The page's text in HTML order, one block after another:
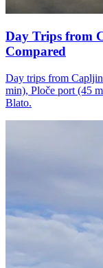
Day Trips from
Compared
Day trips from
min), Ploče port (45
Blato.